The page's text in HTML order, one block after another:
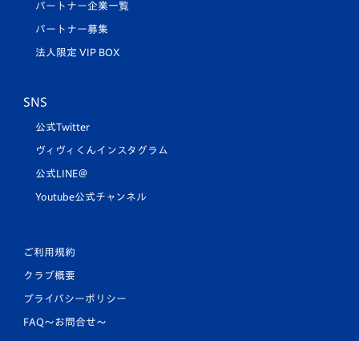
パートナー企業一覧
パートナー募集
法人限定 VIP BOX
SNS
公式Twitter
ヴィヴィくんインスタグラム
公式LINE＠
Youtube公式チャンネル
ご利用規約
クラブ概要
プライバシーポリシー
FAQ〜お問合せ〜